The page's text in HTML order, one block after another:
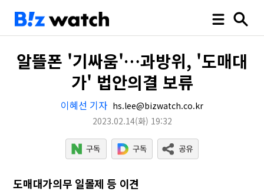
알뜰폰 '기싸움'…과방위, '도매대
가' 법안의결 보류
이혜선 기자 hs.lee@bizwatch.co.kr
2023.02.14(화) 19:32
도매대가의무 일몰제 등 이견